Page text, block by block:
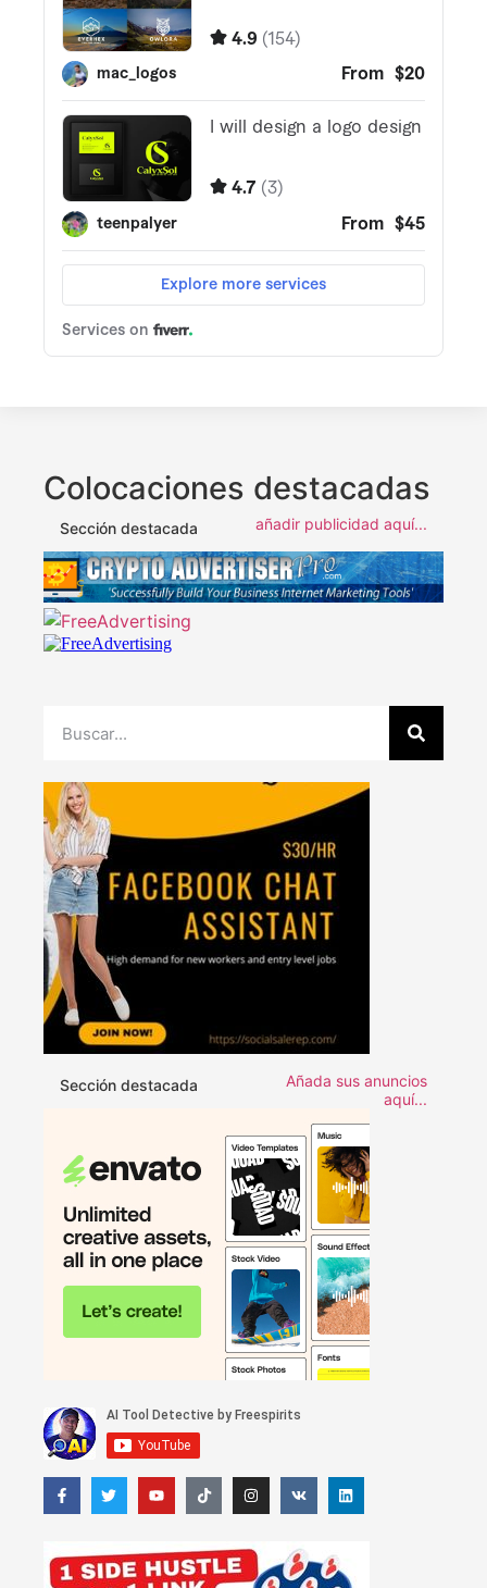
Colocaciones destacadas
Sección destacada añadir publicidad aquí...
Sección destacada
Añada sus anuncios
aquí...